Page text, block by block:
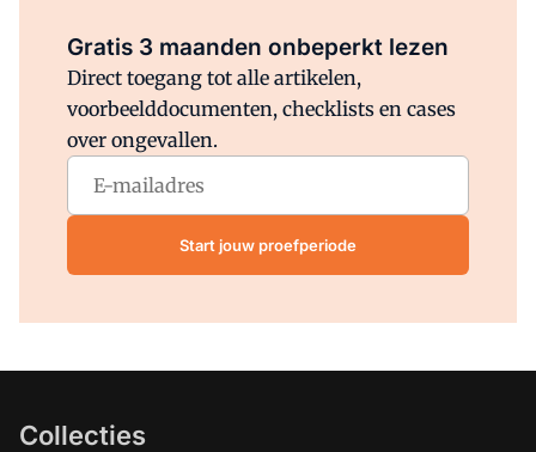
Gratis 3 maanden onbeperkt lezen
Direct toegang tot alle artikelen,
voorbeelddocumenten, checklists en cases
over ongevallen.
Start jouw proefperiode
Collecties